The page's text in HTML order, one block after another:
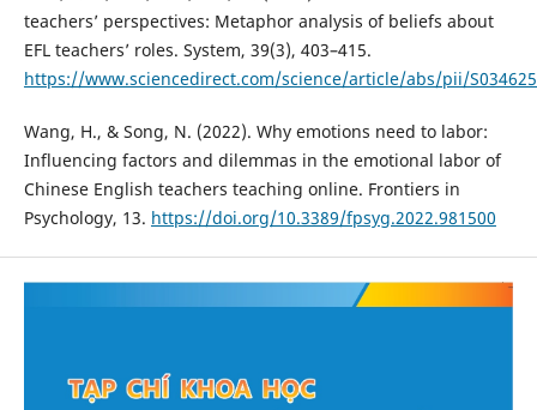
teachers’ perspectives: Metaphor analysis of beliefs about
EFL teachers’ roles. System, 39(3), 403–415.
https://www.sciencedirect.com/science/article/abs/pii/
Wang, H., & Song, N. (2022). Why emotions need to labor:
Influencing factors and dilemmas in the emotional labor of
Chinese English teachers teaching online. Frontiers in
Psychology, 13. https://doi.org/10.3389/fpsyg.2022.981500